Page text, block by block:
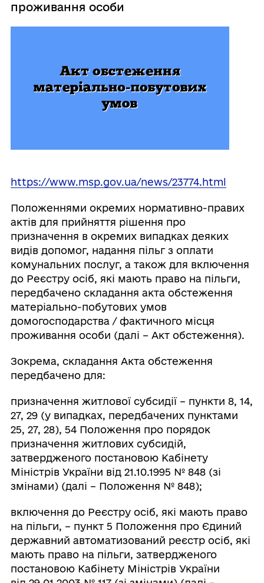
проживання особи
https://www.msp.gov.ua/news/23774.html
Положеннями окремих нормативно-правих
актів для прийняття рішення про
призначення в окремих випадках деяких
видів допомог, надання пільг з оплати
комунальних послуг, а також для включення
до Реєстру осіб, які мають право на пільги,
передбачено складання акта обстеження
матеріально-побутових умов
домогосподарства / фактичного місця
проживання особи (далі – Акт обстеження).
Зокрема, складання Акта обстеження
передбачено для:
призначення житлової субсидії – пункти 8, 14,
27, 29 (у випадках, передбачених пунктами
25, 27, 28), 54 Положення про порядок
призначення житлових субсидій,
затвердженого постановою Кабінету
Міністрів України від 21.10.1995 № 848 (зі
змінами) (далі – Положення № 848);
включення до Реєстру осіб, які мають право
на пільги, – пункт 5 Положення про Єдиний
державний автоматизований реєстр осіб, які
мають право на пільги, затвердженого
постановою Кабінету Міністрів України